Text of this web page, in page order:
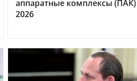
аппаратные комплексы (ПАК)
2026